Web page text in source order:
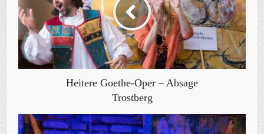
Heitere Goethe-Oper – Absage
Trostberg